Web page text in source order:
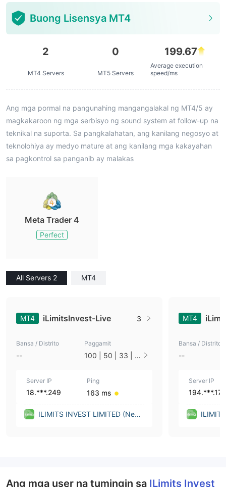
Buong Lisensya MT4
2
MT4 Servers
0
MT5 Servers
199.67
Average execution
speed/ms
Ang mga pormal na pangunahing mangangalakal ng MT4/5 ay
magkakaroon ng mga serbisyo ng sound system at follow-up na
teknikal na suporta. Sa pangkalahatan, ang kanilang negosyo at
teknolohiya ay medyo mature at ang kanilang mga kakayahan
sa pagkontrol sa panganib ay malakas
Meta Trader 4
Perfect
All Servers 2 MT4
MT4 iLimitsInvest-Live 3
Bansa / Distrito
--
Paggamit
100 | 50 | 33 | 2
Server IP
18.***.249
Ping
163 ms
ILIMITS INVEST LIMITED (New
MT4
Bansa / Distrito
--
Server IP
194.***.179
Ang mga user na tumingin sa ILimits Invest